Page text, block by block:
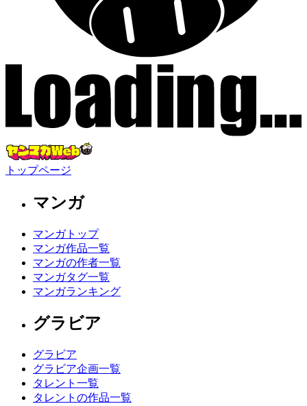
トップページ
マンガ
マンガトップ
マンガ作品一覧
マンガの作者一覧
マンガタグ一覧
マンガランキング
グラビア
グラビア
グラビア企画一覧
タレント一覧
タレントの作品一覧